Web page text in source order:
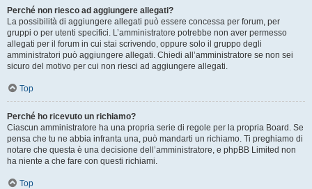
Perché non riesco ad aggiungere allegati?
La possibilità di aggiungere allegati può essere concessa per forum, per
gruppi o per utenti specifici. L’amministratore potrebbe non aver permesso
allegati per il forum in cui stai scrivendo, oppure solo il gruppo degli
amministratori può aggiungere allegati. Chiedi all’amministratore se non sei
sicuro del motivo per cui non riesci ad aggiungere allegati.
Top
Perché ho ricevuto un richiamo?
Ciascun amministratore ha una propria serie di regole per la propria Board. Se
pensa che tu ne abbia infranta una, può mandarti un richiamo. Ti preghiamo di
notare che questa è una decisione dell’amministratore, e phpBB Limited non
ha niente a che fare con questi richiami.
Top